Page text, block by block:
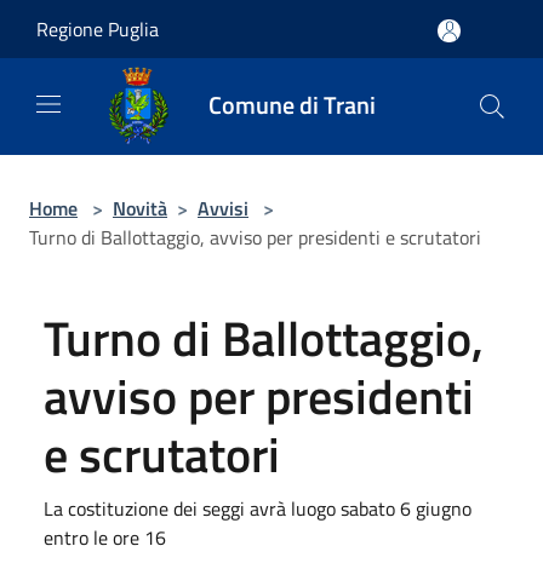
Regione Puglia
Comune di Trani
Home > Novità > Avvisi >
Turno di Ballottaggio, avviso per presidenti e scrutatori
Turno di Ballottaggio,
avviso per presidenti
e scrutatori
La costituzione dei seggi avrà luogo sabato 6 giugno
entro le ore 16